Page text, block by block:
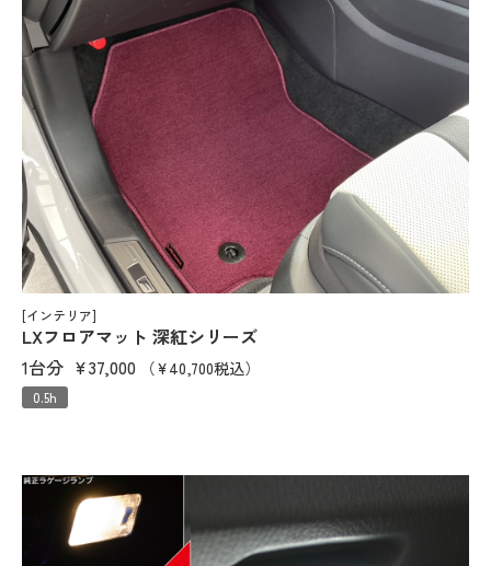
[インテリア]
LXフロアマット 深紅シリーズ
1台分 ¥37,000 （¥40,700税込）
0.5h